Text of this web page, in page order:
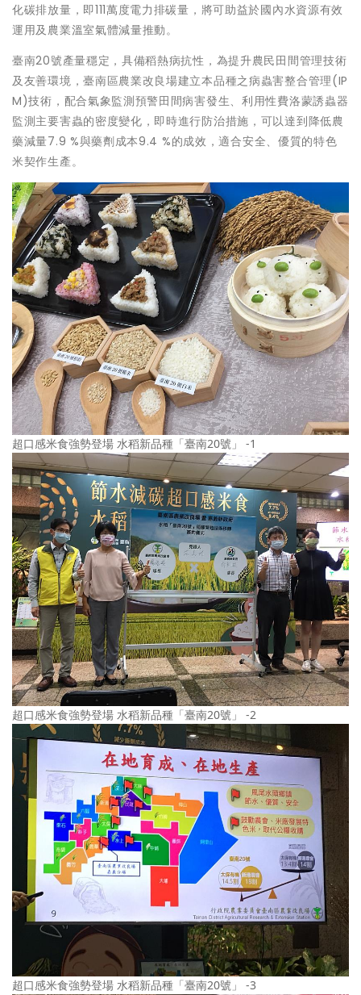
化碳排放量，即111萬度電力排碳量，將可助益於國內水資源有效
運用及農業溫室氣體減量推動。
臺南20號產量穩定，具備稻熱病抗性，為提升農民田間管理技術
及友善環境，臺南區農業改良場建立本品種之病蟲害整合管理(IP
M)技術，配合氣象監測預警田間病害發生、利用性費洛蒙誘蟲器
監測主要害蟲的密度變化，即時進行防治措施，可以達到降低農
藥減量7.9 %與藥劑成本9.4 %的成效，適合安全、優質的特色
米契作生產。
超口感米食強勢登場 水稻新品種「臺南20號」 -1
超口感米食強勢登場 水稻新品種「臺南20號」 -2
超口感米食強勢登場 水稻新品種「臺南20號」 -3